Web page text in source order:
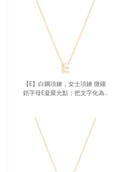
【E】白鋼項鍊，女士項鍊 微鑲
鋯字母E凝聚光點；把文字化為